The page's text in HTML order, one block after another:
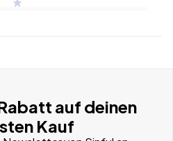
auf deinen
Kauf